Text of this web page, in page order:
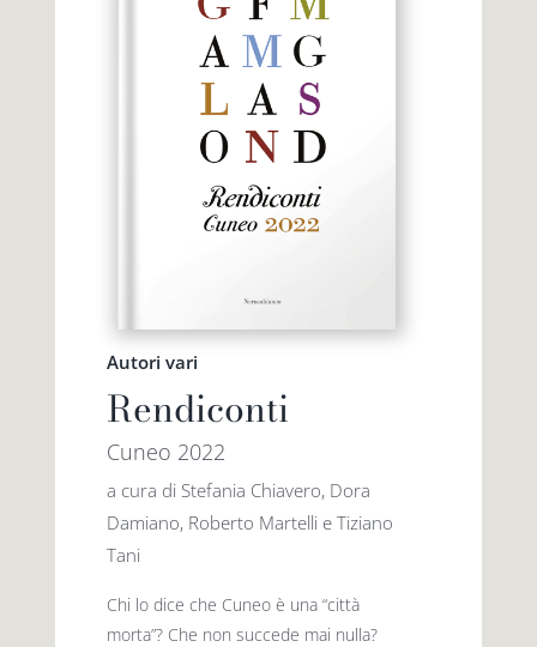
Autori vari
Rendiconti
Cuneo 2022
a cura di Stefania Chiavero, Dora
Damiano, Roberto Martelli e Tiziano
Tani
Chi lo dice che Cuneo è una “città
morta”? Che non succede mai nulla?